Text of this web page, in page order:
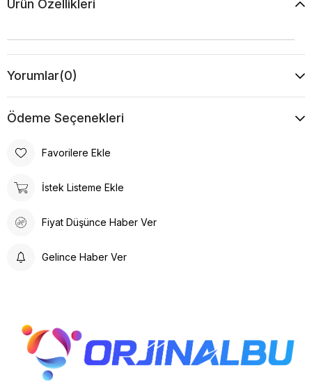
Ürün Özellikleri
Yorumlar(0)
Ödeme Seçenekleri
Favorilere Ekle
İstek Listeme Ekle
Fiyat Düşünce Haber Ver
Gelince Haber Ver